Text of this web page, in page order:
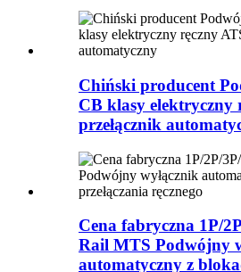
Chiński producent
CB klasy elektryczny
przełącznik
Cena fabryczna 1P/
Rail MTS Podwójny
automatyczny z